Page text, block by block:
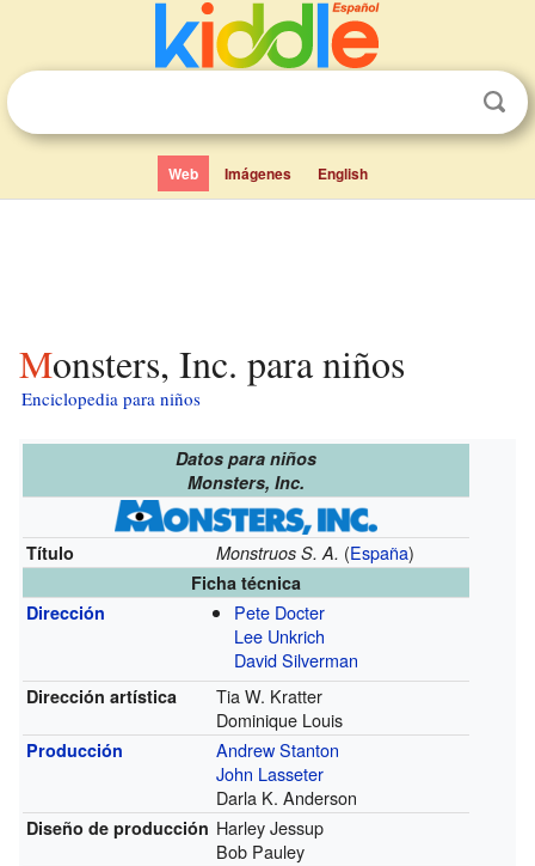
Web Imágenes English
Monsters, Inc. para niños
Enciclopedia para niños
Datos para niños
Monsters, Inc.
Título Monstruos S. A. (España)
Ficha técnica
Dirección
Pete Docter
Lee Unkrich
David Silverman
Dirección artística
Tia W. Kratter
Dominique Louis
Producción
Andrew Stanton
John Lasseter
Darla K. Anderson
Diseño de producción Harley Jessup
Bob Pauley